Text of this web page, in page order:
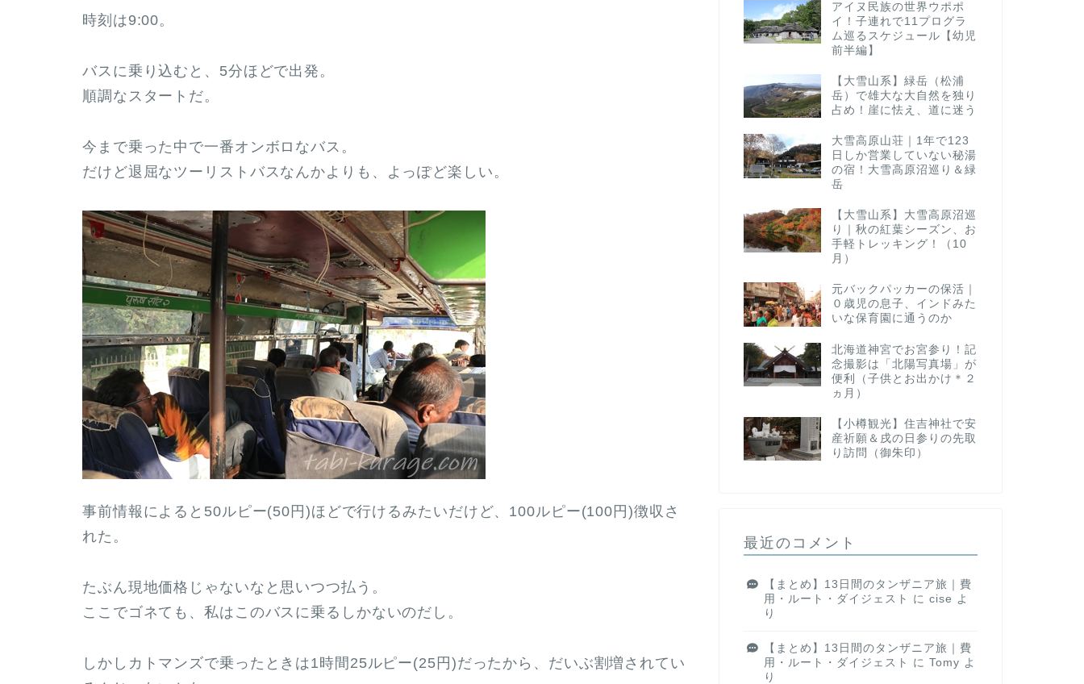
時刻は9:00。
バスに乗り込むと、5分ほどで出発。
順調なスタートだ。
今まで乗った中で一番オンボロなバス。
だけど退屈なツーリストバスなんかよりも、よっぽど楽しい。
事前情報によると50ルピー(50円)ほどで行けるみたいだけど、100ルピー(100円)徴収さ
れた。
たぶん現地価格じゃないなと思いつつ払う。
ここでゴネても、私はこのバスに乗るしかないのだし。
しかしカトマンズで乗ったときは1時間25ルピー(25円)だったから、だいぶ割増されてい
アイヌ民族の世界ウポポ
イ！子連れで11プログラ
ム巡るスケジュール【幼児
前半編】
【大雪山系】緑岳（松浦
岳）で雄大な大自然を独り
占め！崖に怯え、道に迷う
大雪高原山荘｜1年で123
日しか営業していない秘湯
の宿！大雪高原沼巡り＆緑
岳
【大雪山系】大雪高原沼巡
り｜秋の紅葉シーズン、お
手軽トレッキング！（10
月）
元バックパッカーの保活｜
０歳児の息子、インドみた
いな保育園に通うのか
北海道神宮でお宮参り！記
念撮影は「北陽写真場」が
便利（子供とお出かけ＊２
ヵ月）
【小樽観光】住吉神社で安
産祈願＆戌の日参りの先取
り訪問（御朱印）
最近のコメント
【まとめ】13日間のタンザニア旅｜費
用・ルート・ダイジェスト
に cise よ
り
【まとめ】13日間のタンザニア旅｜費
用・ルート・ダイジェスト
に Tomy よ
り